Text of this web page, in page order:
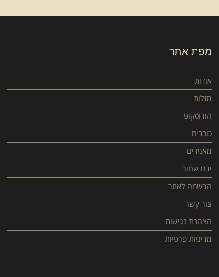
מפת אתר
אודות
מזלות
הורוסקופ
כוכבים
מאמרים
ירח שחור
הרשמה לאתר
צור קשר
הצהרת נגישות
מדיניות פרטיות